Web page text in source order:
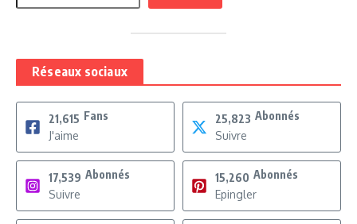
Réseaux sociaux
21,615 Fans
J'aime
25,823 Abonnés
Suivre
17,539 Abonnés
Suivre
15,260 Abonnés
Epingler